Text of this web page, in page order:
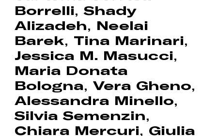
Borrelli,Shady
Alizadeh, Neelai
Barek, Tina Marinari,
Jessica M. Masucci,
Maria Donata
Bologna,Vera Gheno,
Alessandra Minello,
Silvia Semenzin,
Chiara Mercuri, Giulia